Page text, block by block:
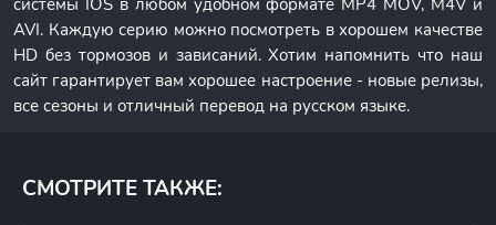
системы IOS в любом удобном формате MP4 MOV, M4V и
AVI. Каждую серию можно посмотреть в хорошем качестве
HD без тормозов и зависаний. Хотим напомнить что наш
сайт гарантирует вам хорошее настроение - новые релизы,
все сезоны и отличный перевод на русском языке.
СМОТРИТЕ ТАКЖЕ: